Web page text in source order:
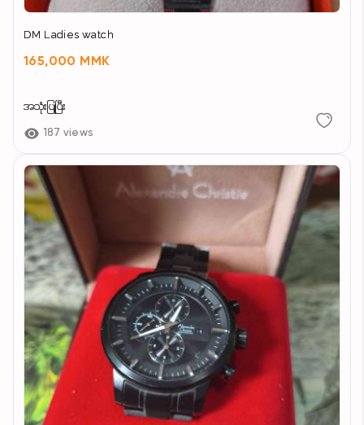
DM Ladies watch
165,000 MMK
အသုံးပြုပြီး
187 views